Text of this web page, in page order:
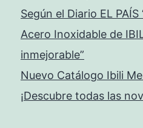
Según el Diario EL
Acero Inoxidable de
inmejorable”
Nuevo Catálogo Ibili
¡Descubre todas las